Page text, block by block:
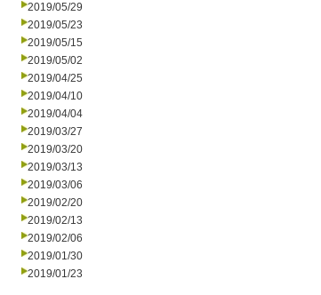
2019/05/29
2019/05/23
2019/05/15
2019/05/02
2019/04/25
2019/04/10
2019/04/04
2019/03/27
2019/03/20
2019/03/13
2019/03/06
2019/02/20
2019/02/13
2019/02/06
2019/01/30
2019/01/23